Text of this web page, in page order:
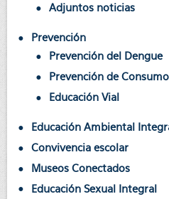
Adjuntos noticias
Prevención
Prevención del Dengue
Prevención de
Educación Vial
Educación Ambiental
Convivencia escolar
Museos Conectados
Educación Sexual Integral